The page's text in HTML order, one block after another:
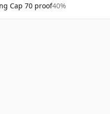
Cap 70 proof40%